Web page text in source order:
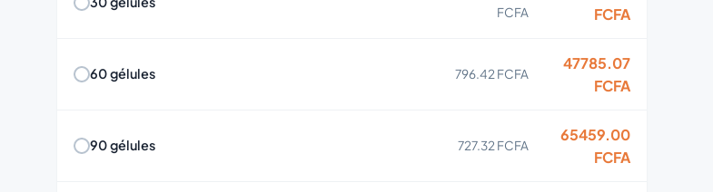
FCFA
FCFA
60 gélules 796.42 FCFA
47785.07
FCFA
90 gélules 727.32 FCFA
65459.00
FCFA